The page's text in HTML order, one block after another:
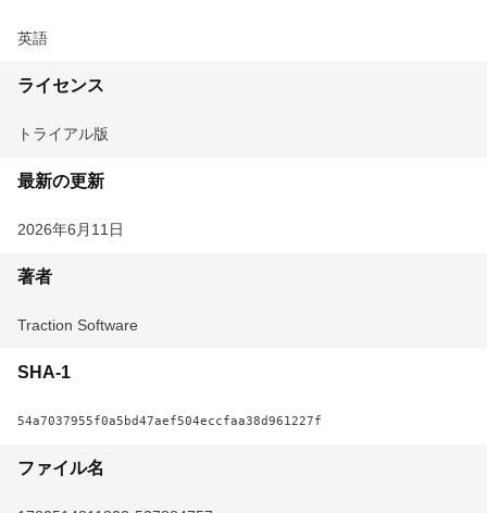
英語
ライセンス
トライアル版
最新の更新
2026年6月11日
著者
Traction Software
SHA-1
54a7037955f0a5bd47aef504eccfaa38d961227f
ファイル名